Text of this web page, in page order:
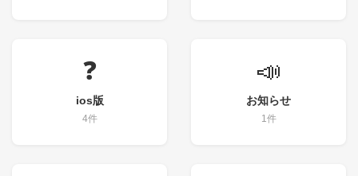
❓
ios版
4件
📣
お知らせ
1件